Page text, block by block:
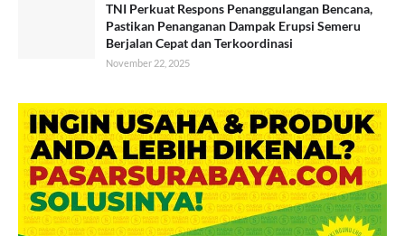
TNI Perkuat Respons Penanggulangan Bencana,
Pastikan Penanganan Dampak Erupsi Semeru
Berjalan Cepat dan Terkoordinasi
November 22, 2025